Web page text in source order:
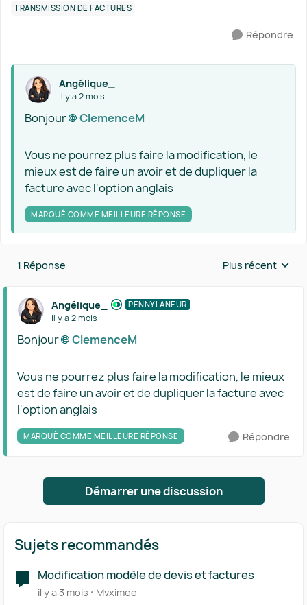
TRANSMISSION DE FACTURES
Répondre
Angélique_
il y a 2 mois
Bonjour ClemenceM​
Vous ne pourrez plus faire la modification, le
mieux est de faire un avoir et de dupliquer la
facture avec l'option anglais
MARQUÉ COMME MEILLEURE RÉPONSE
1 Réponse Réponses triées
Plus récent
Angélique_ PENNYLANEUR
il y a 2 mois
Bonjour ClemenceM​
Vous ne pourrez plus faire la modification, le mieux
est de faire un avoir et de dupliquer la facture avec
l'option anglais
MARQUÉ COMME MEILLEURE RÉPONSE Répondre
Démarrer une discussion
Sujets recommandés
Modification modèle de devis et factures
il y a 3 mois Mvximee